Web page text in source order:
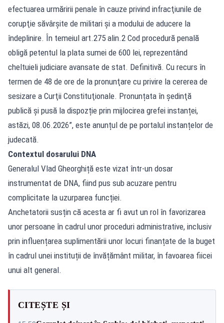
efectuarea urmăririi penale în cauze privind infracţiunile de
corupţie săvârşite de militari şi a modului de aducere la
îndeplinire. În temeiul art.275 alin.2 Cod procedură penală
obligă petentul la plata sumei de 600 lei, reprezentând
cheltuieli judiciare avansate de stat. Definitivă. Cu recurs în
termen de 48 de ore de la pronunţare cu privire la cererea de
sesizare a Curţii Constituţionale. Pronunțata în şedinţă
publică și pusă la dispozție prin mijlocirea grefei instanței,
astăzi, 08.06.2026”, este anunțul de pe portalul instanțelor de
judecată.
Contextul dosarului DNA
Generalul Vlad Gheorghiță este vizat într-un dosar
instrumentat de DNA, fiind pus sub acuzare pentru
complicitate la uzurparea funcției.
Anchetatorii susțin că acesta ar fi avut un rol în favorizarea
unor persoane în cadrul unor proceduri administrative, inclusiv
prin influențarea suplimentării unor locuri finanțate de la buget
în cadrul unei instituții de învățământ militar, în favoarea fiicei
unui alt general.
CITEȘTE ȘI